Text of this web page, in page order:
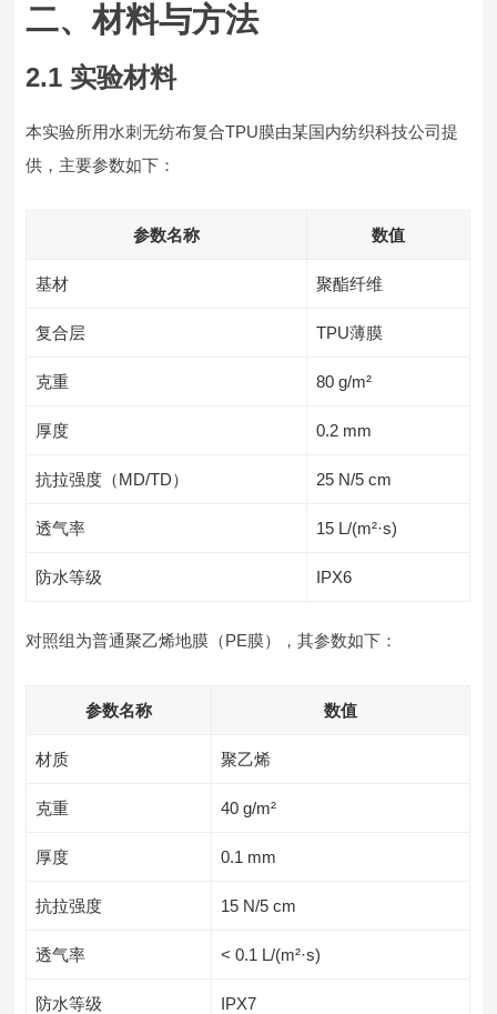
二、材料与方法
2.1 实验材料
本实验所用水刺无纺布复合TPU膜由某国内纺织科技公司提
供，主要参数如下：
参数名称 数值
基材 聚酯纤维
复合层 TPU薄膜
克重 80 g/m²
厚度 0.2 mm
抗拉强度（MD/TD） 25 N/5 cm
透气率 15 L/(m²·s)
防水等级 IPX6
对照组为普通聚乙烯地膜（PE膜），其参数如下：
参数名称 数值
材质 聚乙烯
克重 40 g/m²
厚度 0.1 mm
抗拉强度 15 N/5 cm
透气率 < 0.1 L/(m²·s)
防水等级 IPX7